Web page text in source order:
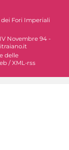
Fori Imperiali
Novembre 94 -
delle
/XML-rss